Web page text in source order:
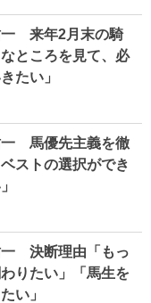
一 来年2月末の騎
ところを見て、必
たい」
一 馬優先主義を徹
ストの選択ができ
一 決断理由「もっ
りたい」「馬生を
い」